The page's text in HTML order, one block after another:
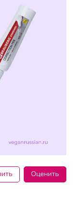
Оценить